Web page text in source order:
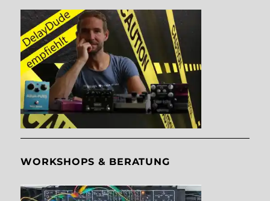
WORKSHOPS & BERATUNG